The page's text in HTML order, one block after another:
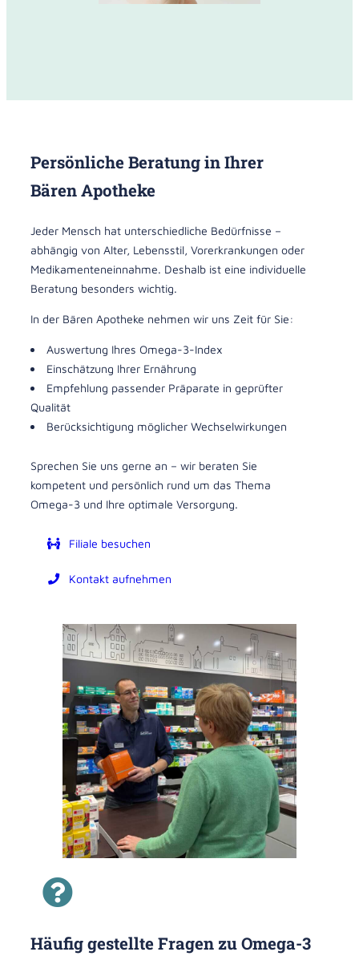
Persönliche Beratung in Ihrer
Bären Apotheke
Jeder Mensch hat unterschiedliche Bedürfnisse –
abhängig von Alter, Lebensstil, Vorerkrankungen oder
Medikamenteneinnahme. Deshalb ist eine individuelle
Beratung besonders wichtig.
In der Bären Apotheke nehmen wir uns Zeit für Sie:
Auswertung Ihres Omega-3-Index
Einschätzung Ihrer Ernährung
Empfehlung passender Präparate in geprüfter
Qualität
Berücksichtigung möglicher Wechselwirkungen
Sprechen Sie uns gerne an – wir beraten Sie
kompetent und persönlich rund um das Thema
Omega-3 und Ihre optimale Versorgung.
Filiale besuchen
Kontakt aufnehmen
Häufig gestellte Fragen zu Omega-3